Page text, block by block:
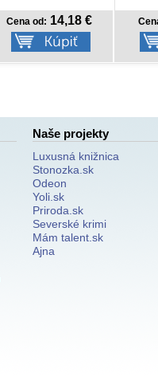
Cena od: 14,18 €
Naše projekty
Luxusná knižnica
Stonozka.sk
Odeon
Yoli.sk
Priroda.sk
Severské krimi
Mám talent.sk
Ajna